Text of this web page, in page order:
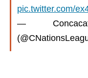
pic.twitter.com/
—